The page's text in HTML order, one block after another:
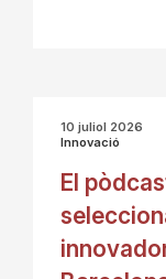
10 juliol 2026
Innovació
El